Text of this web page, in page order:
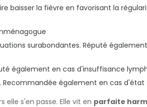
baisser la fièvre en favorisant la
surabondantes. Réputé
également en cas d'insuffisance
également en cas d'état
elle s'en passe. Elle vit en parfaite